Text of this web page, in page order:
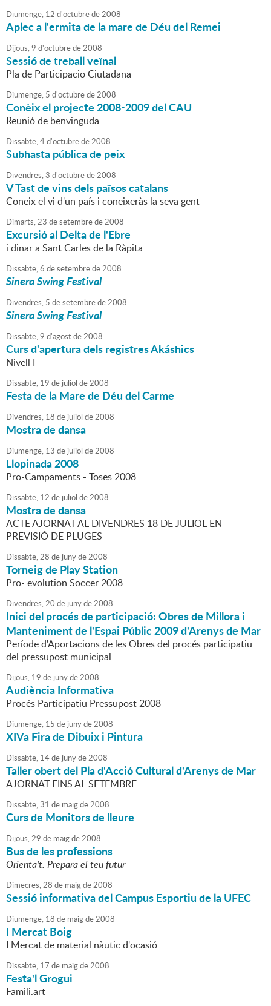
Diumenge, 12 d'octubrede2008
Aplec a l'ermita de la mare de Déu del Remei
Dijous,9 d'octubrede2008
Sessió de treball veïnal
Pla de Participacio Ciutadana
Diumenge, 5 d'octubrede2008
Conèix el projecte 2008-2009 del CAU
Reunió de benvinguda
Dissabte,4d'octubrede2008
Subhasta pública de peix
Divendres,3 d'octubrede2008
V Tast de vins dels països catalans
Coneix el vi d'un país i coneixeràs la seva gent
Dimarts,23 desetembrede2008
Excursió al Delta de l'Ebre
i dinar a Sant Carles de la Ràpita
Dissabte,6 desetembrede2008
Sinera Swing Festival
Divendres, 5 desetembrede2008
Sinera Swing Festival
Dissabte,9 d'agostde2008
Curs d'apertura dels registres Akáshics
Nivell I
Dissabte, 19 de juliol de2008
Festa de la Mare de Déu del Carme
Divendres, 18 de juliol de2008
Mostra de dansa
Diumenge, 13 de juliol de2008
Llopinada 2008
Pro-Campaments - Toses 2008
Dissabte, 12 de juliol de2008
Mostra de dansa
ACTE AJORNAT AL DIVENDRES 18 DE JULIOL EN
PREVISIÓ DE PLUGES
Dissabte,28 de junyde2008
Torneig de Play Station
Pro- evolution Soccer 2008
Divendres,20 de junyde2008
Inici del procés de participació: Obres de Millora i
Manteniment de l'Espai Públic 2009 d'Arenys de Mar
Període d'Aportacions de les Obres del procés participatiu
del pressupost municipal
Dijous, 19 de junyde2008
Audiència Informativa
Procés Participatiu Pressupost 2008
Diumenge, 15 de junyde2008
XIVa Fira de Dibuix i Pintura
Dissabte, 14de junyde2008
Taller obert del Pla d'Acció Cultural d'Arenys de Mar
AJORNAT FINS AL SETEMBRE
Dissabte,31 de maigde2008
Curs de Monitors de lleure
Dijous,29 de maigde2008
Bus de les professions
Orienta't. Prepara el teu futur
Dimecres,28 de maigde2008
Sessió informativa del Campus Esportiu de la UFEC
Diumenge, 18 de maigde2008
I Mercat Boig
I Mercat de material nàutic d'ocasió
Dissabte, 17 de maigde2008
Festa'l Grogui
Famili.art